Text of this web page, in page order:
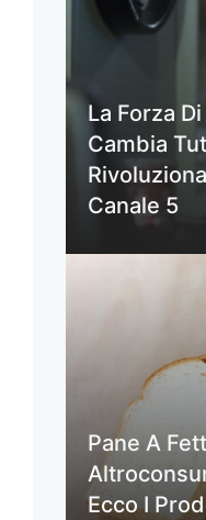
La Forza
Cambia
Canale 5
Pane A
Ecco I